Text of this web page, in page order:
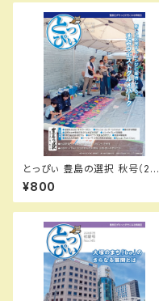
とっぴぃ 豊島の選択 秋号（202
5.11月 第141号）PDFデータ版
¥800